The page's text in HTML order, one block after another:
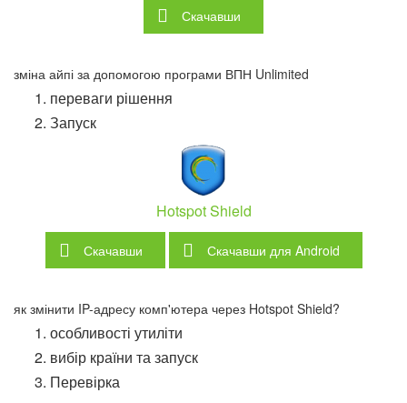
Скачавши
зміна айпі за допомогою програми ВПН Unlimited
переваги рішення
Запуск
Hotspot Shield
Скачавши Скачавши для Android
як змінити IP-адресу комп'ютера через Hotspot Shield?
особливості утиліти
вибір країни та запуск
Перевірка